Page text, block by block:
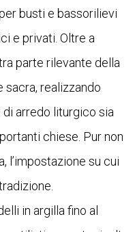
busti e bassorilievi
e privati. Oltre a
parte rilevante della
sacra, realizzando
arredo liturgico sia
chiese. Pur non
l’impostazione su cui
in argilla fino al